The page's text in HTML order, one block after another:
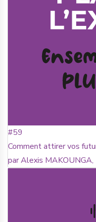
#59
Comment attirer vos
par Alexis MAKOUNGA,